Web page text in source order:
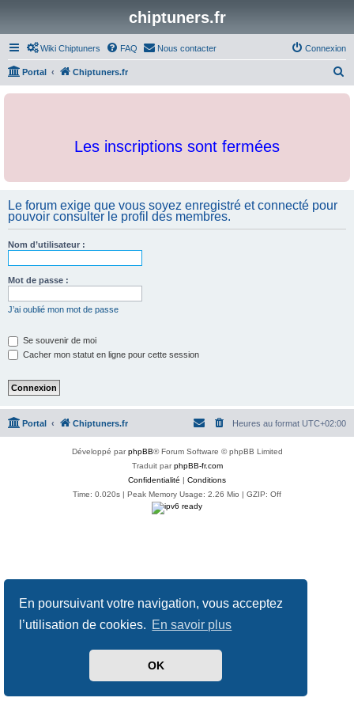
En poursuivant votre navigation, vous acceptez
l’utilisation de cookies. En savoir plus
OK
chiptuners.fr
Wiki Chiptuners FAQ Nous contacter Connexion
Portal Chiptuners.fr
c
Les inscriptions sont fermées
Le forum exige que vous soyez enregistré et connecté pour
pouvoir consulter le profil des membres.
Nom d’utilisateur :
Mot de passe :
J’ai oublié mon mot de passe
Se souvenir de moi
Cacher mon statut en ligne pour cette session
Portal Chiptuners.fr Heures au format UTC+02:00
Développé parphpBB® Forum Software © phpBB Limited
Traduit parphpBB-fr.com
Confidentialité | Conditions
Time: 0.020s | Peak Memory Usage: 2.26 Mio | GZIP: Off